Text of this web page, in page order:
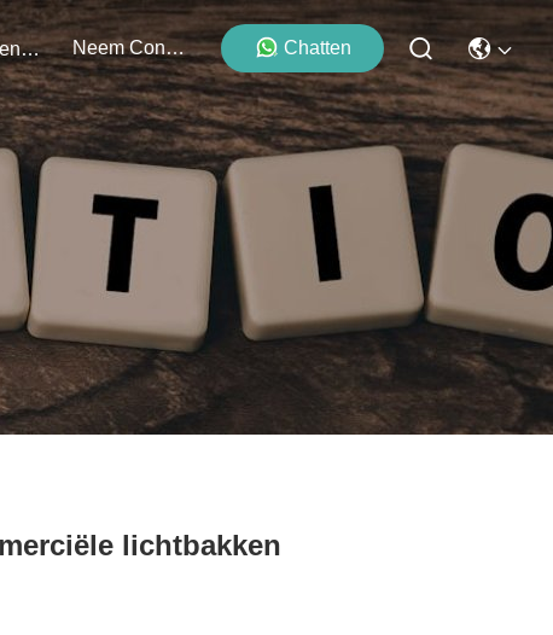
Evenementen Neem Contact Met Ons Op Chatten
lichtbakken​